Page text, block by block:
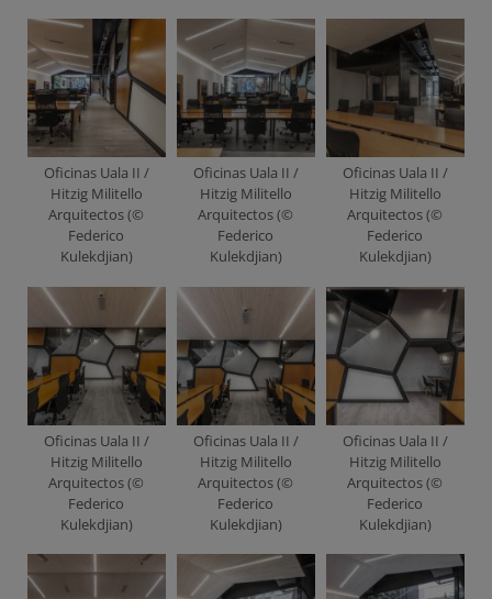
Oficinas Uala II /
Hitzig Militello
Arquitectos (©
Federico
Kulekdjian)
Oficinas Uala II /
Hitzig Militello
Arquitectos (©
Federico
Kulekdjian)
Oficinas Uala II /
Hitzig Militello
Arquitectos (©
Federico
Kulekdjian)
Oficinas Uala II /
Hitzig Militello
Arquitectos (©
Federico
Kulekdjian)
Oficinas Uala II /
Hitzig Militello
Arquitectos (©
Federico
Kulekdjian)
Oficinas Uala II /
Hitzig Militello
Arquitectos (©
Federico
Kulekdjian)